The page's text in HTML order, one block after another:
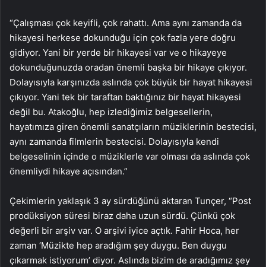
“Çalışması çok keyifli, çok rahattı. Ama aynı zamanda da
hikayesi herkese dokunduğu için çok fazla yere doğru
gidiyor. Yani bir yerde bir hikayesi var ve o hikayeye
dokunduğunuzda oradan önemli başka bir hikaye çıkıyor.
Dolayısıyla karşınızda aslında çok büyük bir hayat hikayesi
çıkıyor. Yani tek bir taraftan baktığınız bir hayat hikayesi
değil bu. Atakoğlu, hep izlediğimiz belgesellerin,
hayatımıza giren önemli sanatçıların müziklerinin bestecisi,
aynı zamanda filmlerin bestecisi. Dolayısıyla kendi
belgeselinin içinde o müziklerle var olması da aslında çok
önemliydi hikaye açısından.”
Çekimlerin yaklaşık 3 ay sürdüğünü aktaran Tunçer, “Post
prodüksiyon süresi biraz daha uzun sürdü. Çünkü çok
değerli bir arşiv var. O arşivi iyice açtık. Fahir Hoca, her
zaman ‘Müzikte hep aradığım şey duygu. Ben duygu
çıkarmak istiyorum’ diyor. Aslında bizim de aradığımız şey